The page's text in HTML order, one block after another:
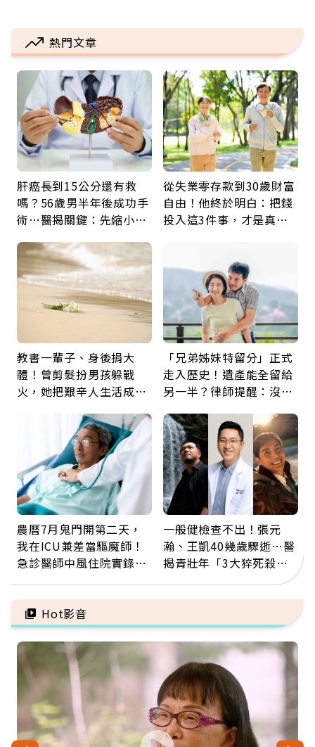
熱門文章
肝癌長到15公分還有救
嗎？56歲男半年後成功手
術…醫揭關鍵：先縮小腫
從失業零存款到30歲財富
自由！他終於明白：把錢
投入這3件事，才是真正
教書一輩子、身後捐大
體！曾剪髮扮男孩躲戰
火，她把艱辛人生活成風
「兄弟姊妹特留分」正式
走入歷史！遺產能全留給
另一半？律師提醒：沒做
農曆7月鬼門開第二天，
我在ICU兼差當驅魔師！
急診醫師中風住院實錄：
一般健檢查不出！張元
瀚、王凱40幾歲驟逝…醫
揭青壯年「3大猝死殺
手」：靠2檢查揪出9成地
雷
Hot影音